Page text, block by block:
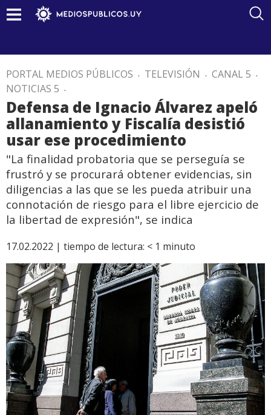
PORTAL MEDIOS PÚBLICOS . TELEVISIÓN . CANAL 5 .
NOTICIAS 5 .
Defensa de Ignacio Álvarez apeló
allanamiento y Fiscalía desistió
usar ese procedimiento
"La finalidad probatoria que se perseguía se
frustró y se procurará obtener evidencias, sin
diligencias a las que se les pueda atribuir una
connotación de riesgo para el libre ejercicio de
la libertad de expresión", se indica
17.02.2022 | tiempo de lectura: < 1 minuto